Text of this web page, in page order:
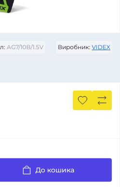
AG7/10B/1.5V Виробник: VIDEX
До кошика